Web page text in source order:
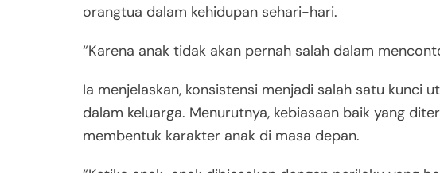
orangtua dalam kehidupan sehari-hari.
“Karena anak tidak akan pernah salah dalam
Ia menjelaskan, konsistensi menjadi salah satu kunci
dalam keluarga. Menurutnya, kebiasaan baik yang
membentuk karakter anak di masa depan.